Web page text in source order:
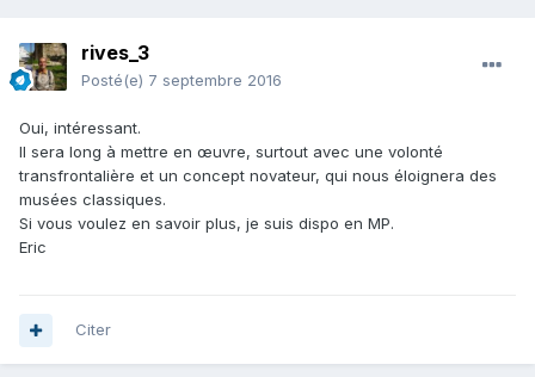
rives_3
Posté(e) 7 septembre 2016
Oui, intéressant.
Il sera long à mettre en œuvre, surtout avec une volonté
transfrontalière et un concept novateur, qui nous éloignera des
musées classiques.
Si vous voulez en savoir plus, je suis dispo en MP.
Eric
Citer